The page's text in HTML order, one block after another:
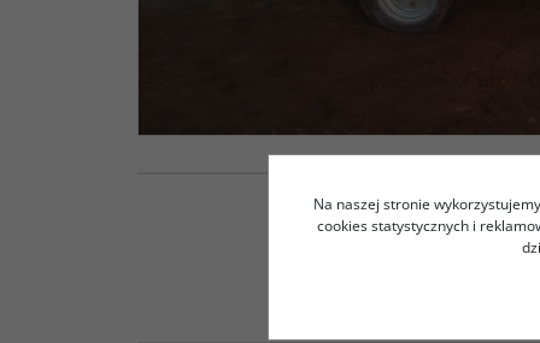
Na naszej stronie
cookies statystycznych i